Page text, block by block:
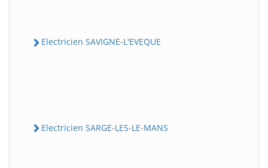
Electricien SAVIGNE-L'EVEQUE
Electricien SARGE-LES-LE-MANS